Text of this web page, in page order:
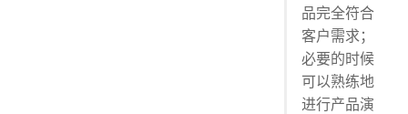
品完全符合
客户需求；
必要的时候
可以熟练地
进行产品演